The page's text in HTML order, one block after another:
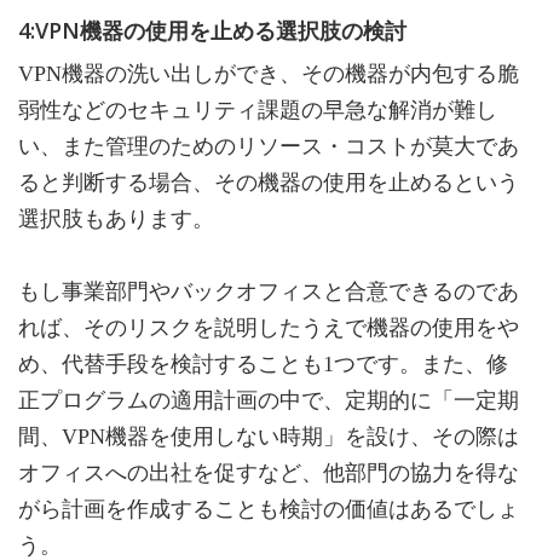
4:VPN機器の使用を止める選択肢の検討
VPN機器の洗い出しができ、その機器が内包する脆
弱性などのセキュリティ課題の早急な解消が難し
い、また管理のためのリソース・コストが莫大であ
ると判断する場合、その機器の使用を止めるという
選択肢もあります。
もし事業部門やバックオフィスと合意できるのであ
れば、そのリスクを説明したうえで機器の使用をや
め、代替手段を検討することも1つです。また、修
正プログラムの適用計画の中で、定期的に「一定期
間、VPN機器を使用しない時期」を設け、その際は
オフィスへの出社を促すなど、他部門の協力を得な
がら計画を作成することも検討の価値はあるでしょ
う。